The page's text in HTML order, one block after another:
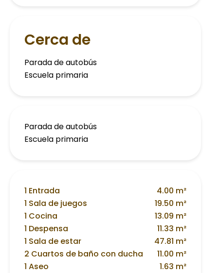
Cerca de
Parada de autobús
Escuela primaria
Parada de autobús
Escuela primaria
1 Entrada
4.00 m²
1 Sala de juegos
19.50 m²
1 Cocina
13.09 m²
1 Despensa
11.33 m²
1 Sala de estar
47.81 m²
2 Cuartos de baño con ducha
11.00 m²
1 Aseo
1.63 m²